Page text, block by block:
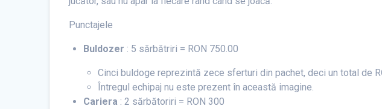
Punctajele
Buldozer : 5 sărbătriri = RON 750.00
Cinci buldoge reprezintă zece sferturi din pachet, deci un total de
Întregul echipaj nu este prezent în această imagine.
Cariera : 2 sărbătoriri = RON 300